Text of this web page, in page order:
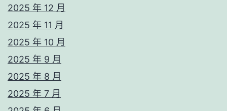
2025 年 12 月
2025 年 11 月
2025 年 10 月
2025 年 9 月
2025 年 8 月
2025 年 7 月